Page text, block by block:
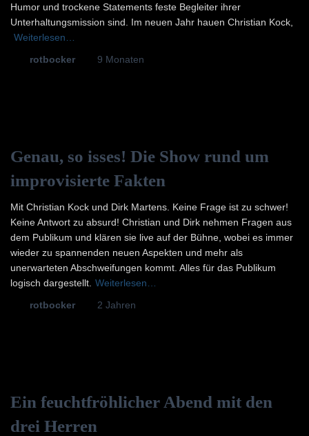
Humor und trockene Statements feste Begleiter ihrer
Unterhaltungsmission sind. Im neuen Jahr hauen Christian Kock,
Weiterlesen…
rotbocker 9 Monaten
Genau, so isses! Die Show rund um
improvisierte Fakten
Mit Christian Kock und Dirk Martens. Keine Frage ist zu schwer!
Keine Antwort zu absurd! Christian und Dirk nehmen Fragen aus
dem Publikum und klären sie live auf der Bühne, wobei es immer
wieder zu spannenden neuen Aspekten und mehr als
unerwarteten Abschweifungen kommt. Alles für das Publikum
logisch dargestellt. Weiterlesen…
rotbocker 2 Jahren
Ein feuchtfröhlicher Abend mit den
drei Herren